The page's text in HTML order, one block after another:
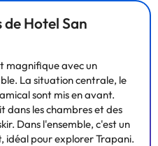
de Hotel San
magnifique avec un
La situation centrale, le
sont mis en avant.
dans les chambres et des
Dans l'ensemble, c'est un
idéal pour explorer Trapani.